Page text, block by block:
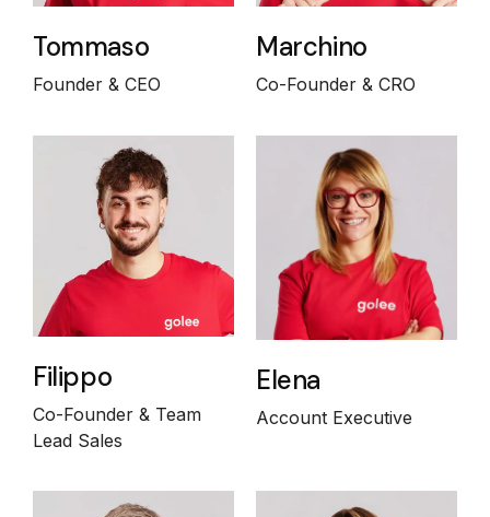
Tommaso
Founder & CEO
Marchino
Co-Founder & CRO
Filippo
Co-Founder & Team
Lead Sales
Elena
Account Executive